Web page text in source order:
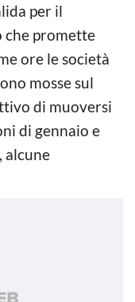
per il
che promette
ore le società
mosse sul
di muoversi
di gennaio e
alcune